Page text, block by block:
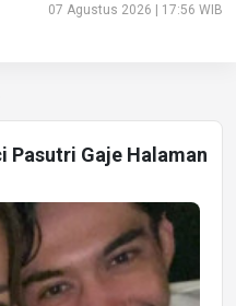
07 Agustus 2026 | 17:56 WIB
Pasutri Gaje Halaman